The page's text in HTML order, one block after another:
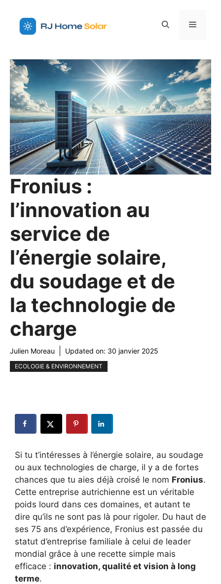
contenu
Menu
Fronius :
l’innovation au
service de
l’énergie solaire,
du soudage et de
la technologie de
charge
Julien Moreau Updated on: 30 janvier 2025
ECOLOGIE & ENVIRONNEMENT
Si tu t’intéresses à l’énergie solaire, au soudage
ou aux technologies de charge, il y a de fortes
chances que tu aies déjà croisé le nom Fronius.
Cette entreprise autrichienne est un véritable
poids lourd dans ces domaines, et autant te
dire qu’ils ne sont pas là pour rigoler. Du haut de
ses 75 ans d’expérience, Fronius est passée du
statut d’entreprise familiale à celui de leader
mondial grâce à une recette simple mais
efficace : innovation, qualité et vision à long
terme.